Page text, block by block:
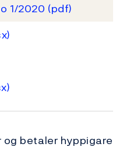
1/2020 (pdf)
betaler hyppigare